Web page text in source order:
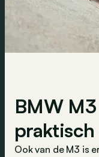
BMW
Ook van de M3 is